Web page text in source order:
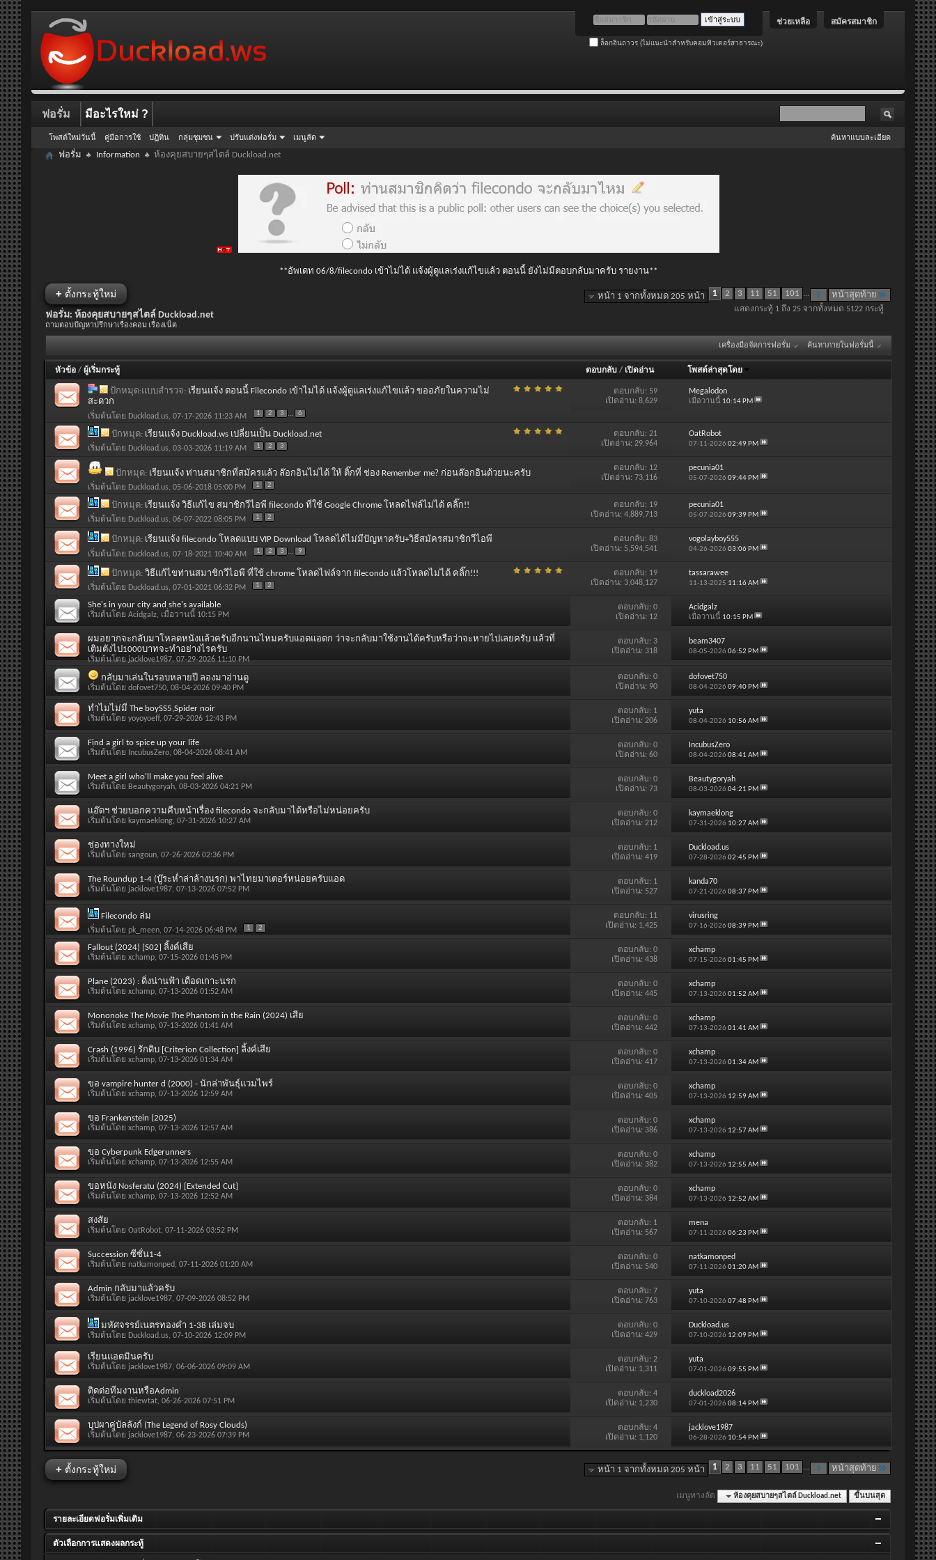
สมัครสมาชิก
ช่วยเหลือ
ล็อกอินถาวร (ไม่แนะนำสำหรับคอมพิวเตอร์สาธารณะ)
ฟอรั่ม
โพสต์ใหม่วันนี้ คู่มือการใช้ ปฏิทิน กลุ่มชุมชน ปรับแต่งฟอรั่ม เมนูลัด
มีอะไรใหม่ ?
ค้นหาแบบละเอียด
ฟอรั่ม Information ห้องคุยสบายๆสไตล์ Duckload.net
**อัพเดท 06/8/filecondo เข้าไม่ได้ แจ้งผู้ดูแลเร่งแก้ไขแล้ว ตอนนี้ ยังไม่มีตอบกลับมาครับ รายงาน**
+ ตั้งกระทู้ใหม่ หน้า 1 จากทั้งหมด 205 หน้า 1 2 3 11 51 101 ... หน้าสุดท้าย
แสดงกระทู้ 1 ถึง 25 จากทั้งหมด 5122 กระทู้
ฟอรั่ม: ห้องคุยสบายๆสไตล์ Duckload.net
ถามตอบปัญหาปรึกษาเรื่องคอม เรื่องเน็ต
เครื่องมือจัดการฟอรั่ม ค้นหาภายในฟอรั่มนี้
หัวข้อ / ผู้เริ่มกระทู้ ตอบกลับ / เปิดอ่าน โพสต์ล่าสุดโดย
ปักหมุด:แบบสำรวจ: เรียนแจ้ง ตอนนี้ Filecondo เข้าไม่ได้ แจ้งผู้ดูแลเร่งแก้ไขแล้ว ขออภัยในความไม่
สะดวก
เริ่มต้นโดย Duckload.us, 07-17-2026 11:23 AM 1 2 3 ... 6
ตอบกลับ: 59
เปิดอ่าน: 8,629
Megalodon
เมื่อวานนี้ 10:14 PM
ปักหมุด: เรียนแจ้ง Duckload.ws เปลี่ยนเป็น Duckload.net
เริ่มต้นโดย Duckload.us, 03-03-2026 11:19 AM 1 2 3
ตอบกลับ:21
เปิดอ่าน: 29,964
OatRobot
07-11-2026 02:49 PM
ปักหมุด: เรียนแจ้ง ท่านสมาชิกที่สมัครแล้ว ล๊อกอินไม่ได้ ให้ ติ๊กที่ ช่อง Remember me? ก่อนล๊อกอินด้วยนะครับ
เริ่มต้นโดย Duckload.us, 05-06-2018 05:00 PM 1 2
ตอบกลับ: 12
เปิดอ่าน: 73,116
pecunia01
05-07-2026 09:44 PM
ปักหมุด: เรียนแจ้ง วิธีแก้ไข สมาชิกวีไอพี filecondo ที่ใช้ Google Chrome โหลดไฟล์ไม่ได้ คลิ๊ก!!
เริ่มต้นโดย Duckload.us, 06-07-2022 08:05 PM 1 2
ตอบกลับ: 19
เปิดอ่าน: 4,889,713
pecunia01
05-07-2026 09:39 PM
ปักหมุด: เรียนแจ้ง filecondo โหลดแบบ VIP Download โหลดได้ไม่มีปัญหาครับ+วิธีสมัครสมาชิกวีไอพี
เริ่มต้นโดย Duckload.us, 07-18-2021 10:40 AM 1 2 3 ... 9
ตอบกลับ:83
เปิดอ่าน: 5,594,541
vogolayboy555
04-26-2026 03:06 PM
ปักหมุด: วิธีแก้ไขท่านสมาชิกวีไอพี ที่ใช้ chrome โหลดไฟล์จาก filecondo แล้วโหลดไม่ได้ คลิ๊ก!!!
เริ่มต้นโดย Duckload.us, 07-01-2021 06:32 PM 1 2
ตอบกลับ: 19
เปิดอ่าน: 3,048,127
tassarawee
11-13-2025 11:16 AM
She's in your city and she's available
เริ่มต้นโดย Acidgalz, เมื่อวานนี้ 10:15 PM
ตอบกลับ:0
เปิดอ่าน: 12
Acidgalz
เมื่อวานนี้ 10:15 PM
ผมอยากจะกลับมาโหลดหนังแล้วครับอีกนานไหมครับแอดแอดก ว่าจะกลับมาใช้งานได้ครับหรือว่าจะหายไปเลยครับ แล้วที่
เติมตังไป1000บาทจะทำอย่างไรครับ
เริ่มต้นโดย jacklove1987, 07-29-2026 11:10 PM
ตอบกลับ: 3
เปิดอ่าน: 318
beam3407
08-05-2026 06:52 PM
กลับมาเล่นในรอบหลายปี ลองมาอ่านดู
เริ่มต้นโดย dofovet750, 08-04-2026 09:40 PM
ตอบกลับ:0
เปิดอ่าน: 90
dofovet750
08-04-2026 09:40 PM
ทำไมไม่มี The boySS5,Spider noir
เริ่มต้นโดย yoyoyoeff, 07-29-2026 12:43 PM
ตอบกลับ: 1
เปิดอ่าน: 206
yuta
08-04-2026 10:56 AM
Find a girl to spice up your life
เริ่มต้นโดย IncubusZero, 08-04-2026 08:41 AM
ตอบกลับ:0
เปิดอ่าน: 60
IncubusZero
08-04-2026 08:41 AM
Meet a girl who'll make you feel alive
เริ่มต้นโดย Beautygoryah, 08-03-2026 04:21 PM
ตอบกลับ:0
เปิดอ่าน: 73
Beautygoryah
08-03-2026 04:21 PM
แอ๊ดฯ ช่วยบอกความคืบหน้าเรื่อง filecondo จะกลับมาได้หรือไม่หน่อยครับ
เริ่มต้นโดย kaymaeklong, 07-31-2026 10:27 AM
ตอบกลับ:0
เปิดอ่าน: 212
kaymaeklong
07-31-2026 10:27 AM
ช่องทางใหม่
เริ่มต้นโดย sangoun, 07-26-2026 02:36 PM
ตอบกลับ: 1
เปิดอ่าน: 419
Duckload.us
07-28-2026 02:45 PM
The Roundup 1-4 (บู๊ระห่ำล่าล้างนรก) พาไทยมาเตอร์หน่อยครับแอด
เริ่มต้นโดย jacklove1987, 07-13-2026 07:52 PM
ตอบกลับ: 1
เปิดอ่าน: 527
kanda70
07-21-2026 08:37 PM
Filecondo ล่ม
เริ่มต้นโดย pk_meen, 07-14-2026 06:48 PM 1 2
ตอบกลับ: 11
เปิดอ่าน: 1,425
virusring
07-16-2026 08:39 PM
Fallout (2024) [S02] ลิ้งค์เสีย
เริ่มต้นโดย xchamp, 07-15-2026 01:45 PM
ตอบกลับ:0
เปิดอ่าน: 438
xchamp
07-15-2026 01:45 PM
Plane (2023) : ดิ่งน่านฟ้า เดือดเกาะนรก
เริ่มต้นโดย xchamp, 07-13-2026 01:52 AM
ตอบกลับ:0
เปิดอ่าน: 445
xchamp
07-13-2026 01:52 AM
Mononoke The Movie The Phantom in the Rain (2024) เสีย
เริ่มต้นโดย xchamp, 07-13-2026 01:41 AM
ตอบกลับ:0
เปิดอ่าน: 442
xchamp
07-13-2026 01:41 AM
Crash (1996) รักดิบ [Criterion Collection] ลิ้งค์เสีย
เริ่มต้นโดย xchamp, 07-13-2026 01:34 AM
ตอบกลับ:0
เปิดอ่าน: 417
xchamp
07-13-2026 01:34 AM
ขอ vampire hunter d (2000) - นักล่าพันธุ์แวมไพร์
เริ่มต้นโดย xchamp, 07-13-2026 12:59 AM
ตอบกลับ:0
เปิดอ่าน: 405
xchamp
07-13-2026 12:59 AM
ขอ Frankenstein (2025)
เริ่มต้นโดย xchamp, 07-13-2026 12:57 AM
ตอบกลับ:0
เปิดอ่าน: 386
xchamp
07-13-2026 12:57 AM
ขอ Cyberpunk Edgerunners
เริ่มต้นโดย xchamp, 07-13-2026 12:55 AM
ตอบกลับ:0
เปิดอ่าน: 382
xchamp
07-13-2026 12:55 AM
ขอหนัง Nosferatu (2024) [Extended Cut]
เริ่มต้นโดย xchamp, 07-13-2026 12:52 AM
ตอบกลับ:0
เปิดอ่าน: 384
xchamp
07-13-2026 12:52 AM
สงสัย
เริ่มต้นโดย OatRobot, 07-11-2026 03:52 PM
ตอบกลับ: 1
เปิดอ่าน: 567
mena
07-11-2026 06:23 PM
Succession ซีซั่น1-4
เริ่มต้นโดย natkamonped, 07-11-2026 01:20 AM
ตอบกลับ:0
เปิดอ่าน: 540
natkamonped
07-11-2026 01:20 AM
Admin กลับมาแล้วครับ
เริ่มต้นโดย jacklove1987, 07-09-2026 08:52 PM
ตอบกลับ:7
เปิดอ่าน: 763
yuta
07-10-2026 07:48 PM
มหัศจรรย์เนตรทองคำ 1-38 เล่มจบ
เริ่มต้นโดย Duckload.us, 07-10-2026 12:09 PM
ตอบกลับ:0
เปิดอ่าน: 429
Duckload.us
07-10-2026 12:09 PM
เรียนแอดมินครับ
เริ่มต้นโดย jacklove1987, 06-06-2026 09:09 AM
ตอบกลับ:2
เปิดอ่าน: 1,311
yuta
07-01-2026 09:55 PM
ติดต่อทีมงานหรือAdmin
เริ่มต้นโดย thiewtat, 06-26-2026 07:51 PM
ตอบกลับ:4
เปิดอ่าน: 1,230
duckload2026
07-01-2026 08:14 PM
บุปผาคู่บัลลังก์ (The Legend of Rosy Clouds)
เริ่มต้นโดย jacklove1987, 06-23-2026 07:39 PM
ตอบกลับ:4
เปิดอ่าน: 1,120
jacklove1987
06-28-2026 10:54 PM
+ ตั้งกระทู้ใหม่ หน้า 1 จากทั้งหมด 205 หน้า 1 2 3 11 51 101 ... หน้าสุดท้าย
เมนูทางลัด ห้องคุยสบายๆสไตล์ Duckload.net ขึ้นบนสุด
รายละเอียดฟอรั่มเพิ่มเติม
ตัวเลือกการแสดงผลกระทู้